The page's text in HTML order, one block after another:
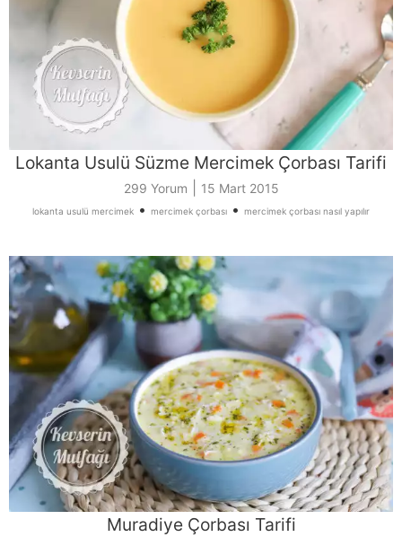
Lokanta Usulü Süzme Mercimek Çorbası Tarifi
299 Yorum 15 Mart 2015
lokanta usulü mercimek • mercimek çorbası • mercimek çorbası nasıl yapılır
Muradiye Çorbası Tarifi